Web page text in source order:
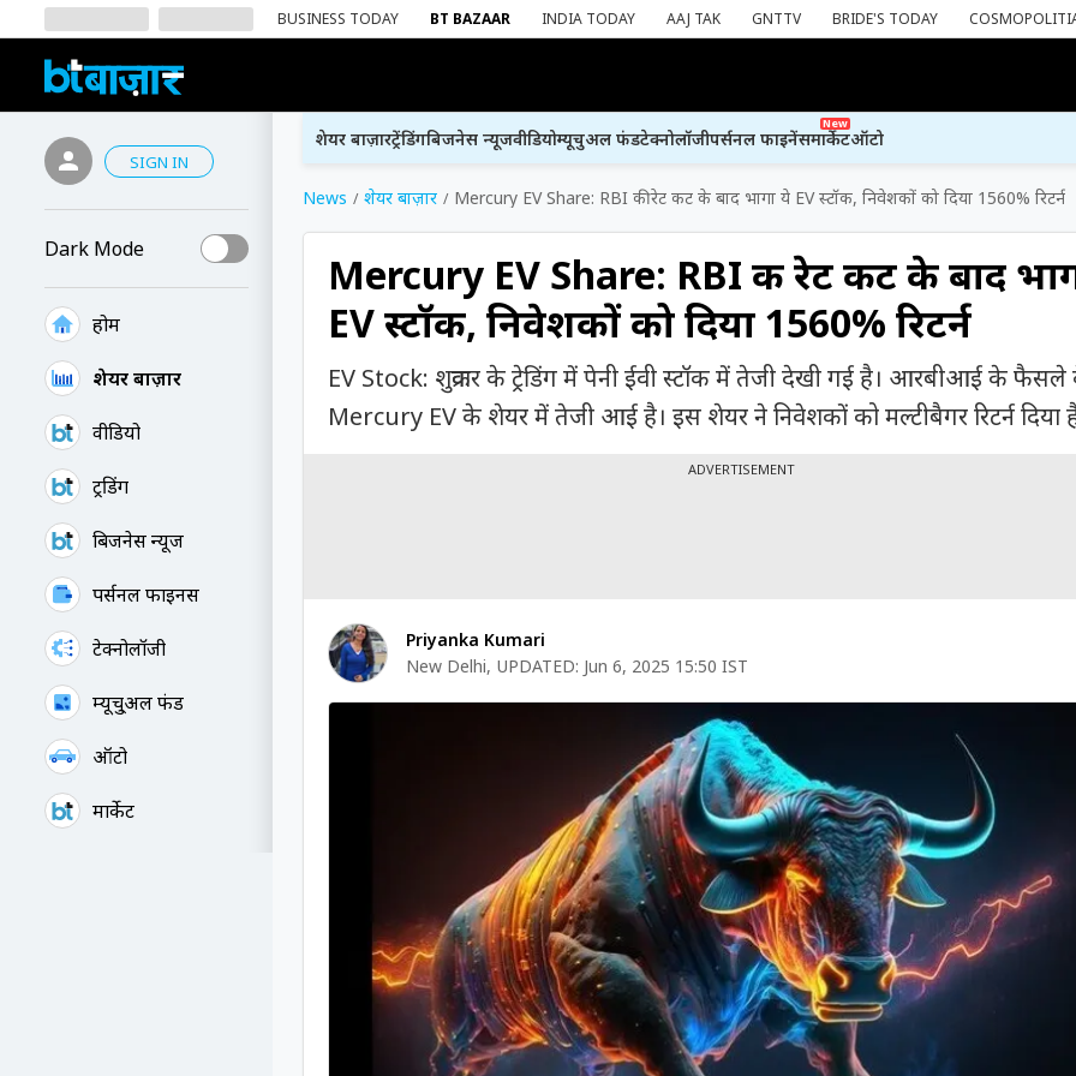
BUSINESS TODAY BT BAZAAR INDIA TODAY AAJ TAK GNTTV BRIDE'S TODAY
SIGN IN
Dark Mode
होम
शेयर बाज़ार
वीडियो
ट्रेंडिंग
बिजनेस न्यूज
पर्सनल फाइनेंस
टेक्नोलॉजी
म्यूचु्अल फंड
ऑटो
मार्केट
शेयर बाज़ारट्रेंडिंगबिजनेस न्यूजवीडियोम्यूचुअल फंडटेक्नोलॉजीपर्सनल फाइनेंस
New
मार्केटऑटो
News शेयर बाज़ार Mercury EV Share: RBI की रेट कट के बाद भागा ये EV स्टॉक, निवेशकों को दिया 1560% रिटर्न
Mercury EV Share: RBI की रेट कट के बाद
EV स्टॉक, निवेशकों को दिया 1560% रिटर्न
EV Stock: शुक्रवार के ट्रेडिंग में पेनी ईवी स्टॉक में तेजी देखी गई है। आरबीआई के फैसले
Mercury EV के शेयर में तेजी आई है। इस शेयर ने निवेशकों को मल्टीबैगर रिटर्न दिया
ADVERTISEMENT
Priyanka Kumari
New Delhi, UPDATED: Jun 6, 2025 15:50 IST